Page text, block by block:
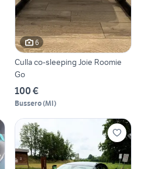
6
Culla co-sleeping Joie Roomie
Go
100 €
Bussero(MI)